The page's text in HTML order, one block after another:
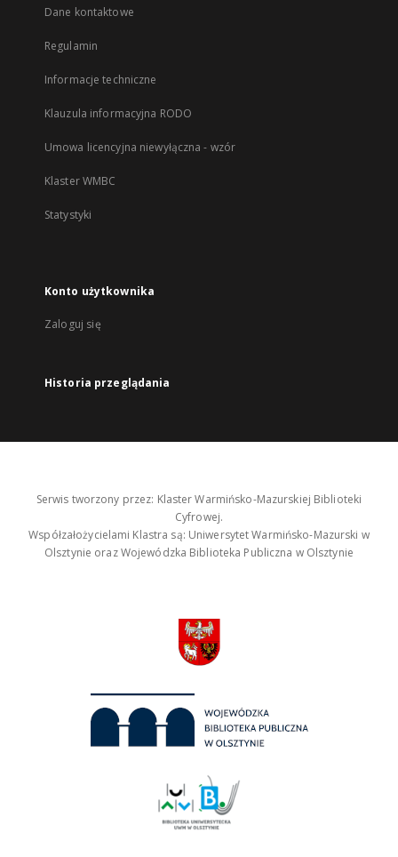
Dane kontaktowe
Regulamin
Informacje techniczne
Klauzula informacyjna RODO
Umowa licencyjna niewyłączna - wzór
Klaster WMBC
Statystyki
Konto użytkownika
Zaloguj się
Historia przeglądania
Serwis tworzony przez: Klaster Warmińsko-Mazurskiej Biblioteki
Cyfrowej.
Współzałożycielami Klastra są: Uniwersytet Warmińsko-Mazurski w
Olsztynie oraz Wojewódzka Biblioteka Publiczna w Olsztynie